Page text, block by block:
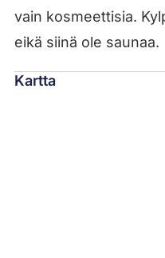
vain kosmeettisia.
eikä siinä ole saunaa.
Kartta